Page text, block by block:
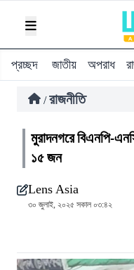
প্রচ্ছদ জাতীয় অপরাধ
/ রাজনীতি
মুরাদনগরে বিএনপি-
১৫ জন
Lens Asia
৩০ জুলাই, ২০২৫ সকাল ০৩:৪২